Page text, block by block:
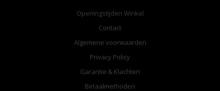
Openingstijden Winkel
Contact
Algemene voorwaarden
Privacy Policy
Garantie & Klachten
Betaalmethoden